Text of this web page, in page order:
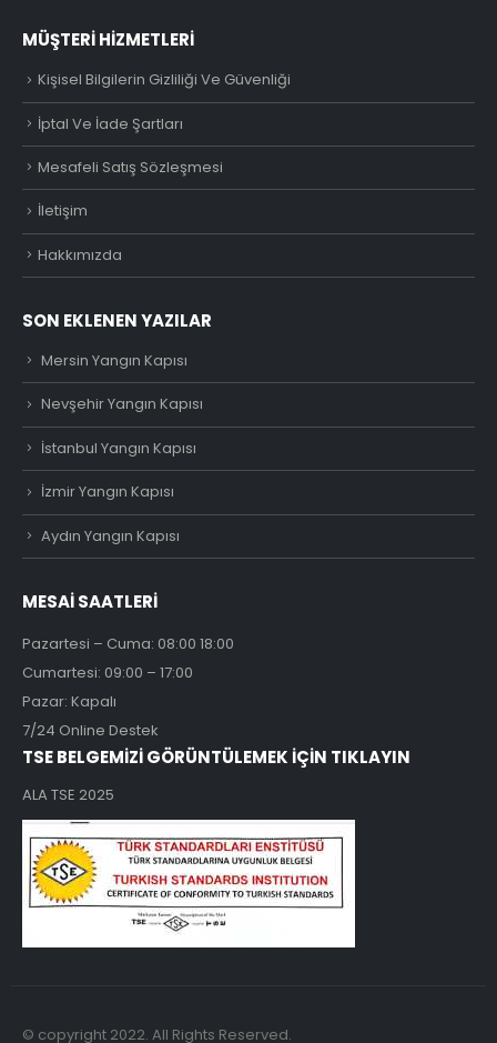
MÜŞTERI HIZMETLERI
Kişisel Bilgilerin Gizliliği Ve Güvenliği
İptal Ve İade Şartları
Mesafeli Satış Sözleşmesi
İletişim
Hakkımızda
SON EKLENEN YAZILAR
Mersin Yangın Kapısı
Nevşehir Yangın Kapısı
İstanbul Yangın Kapısı
İzmir Yangın Kapısı
Aydın Yangın Kapısı
MESAİ SAATLERİ
Pazartesi – Cuma: 08:00 18:00
Cumartesi: 09:00 – 17:00
Pazar: Kapalı
7/24 Online Destek
TSE BELGEMİZİ GÖRÜNTÜLEMEK İÇİN TIKLAYIN
ALA TSE 2025
© copyright 2022. All Rights Reserved.